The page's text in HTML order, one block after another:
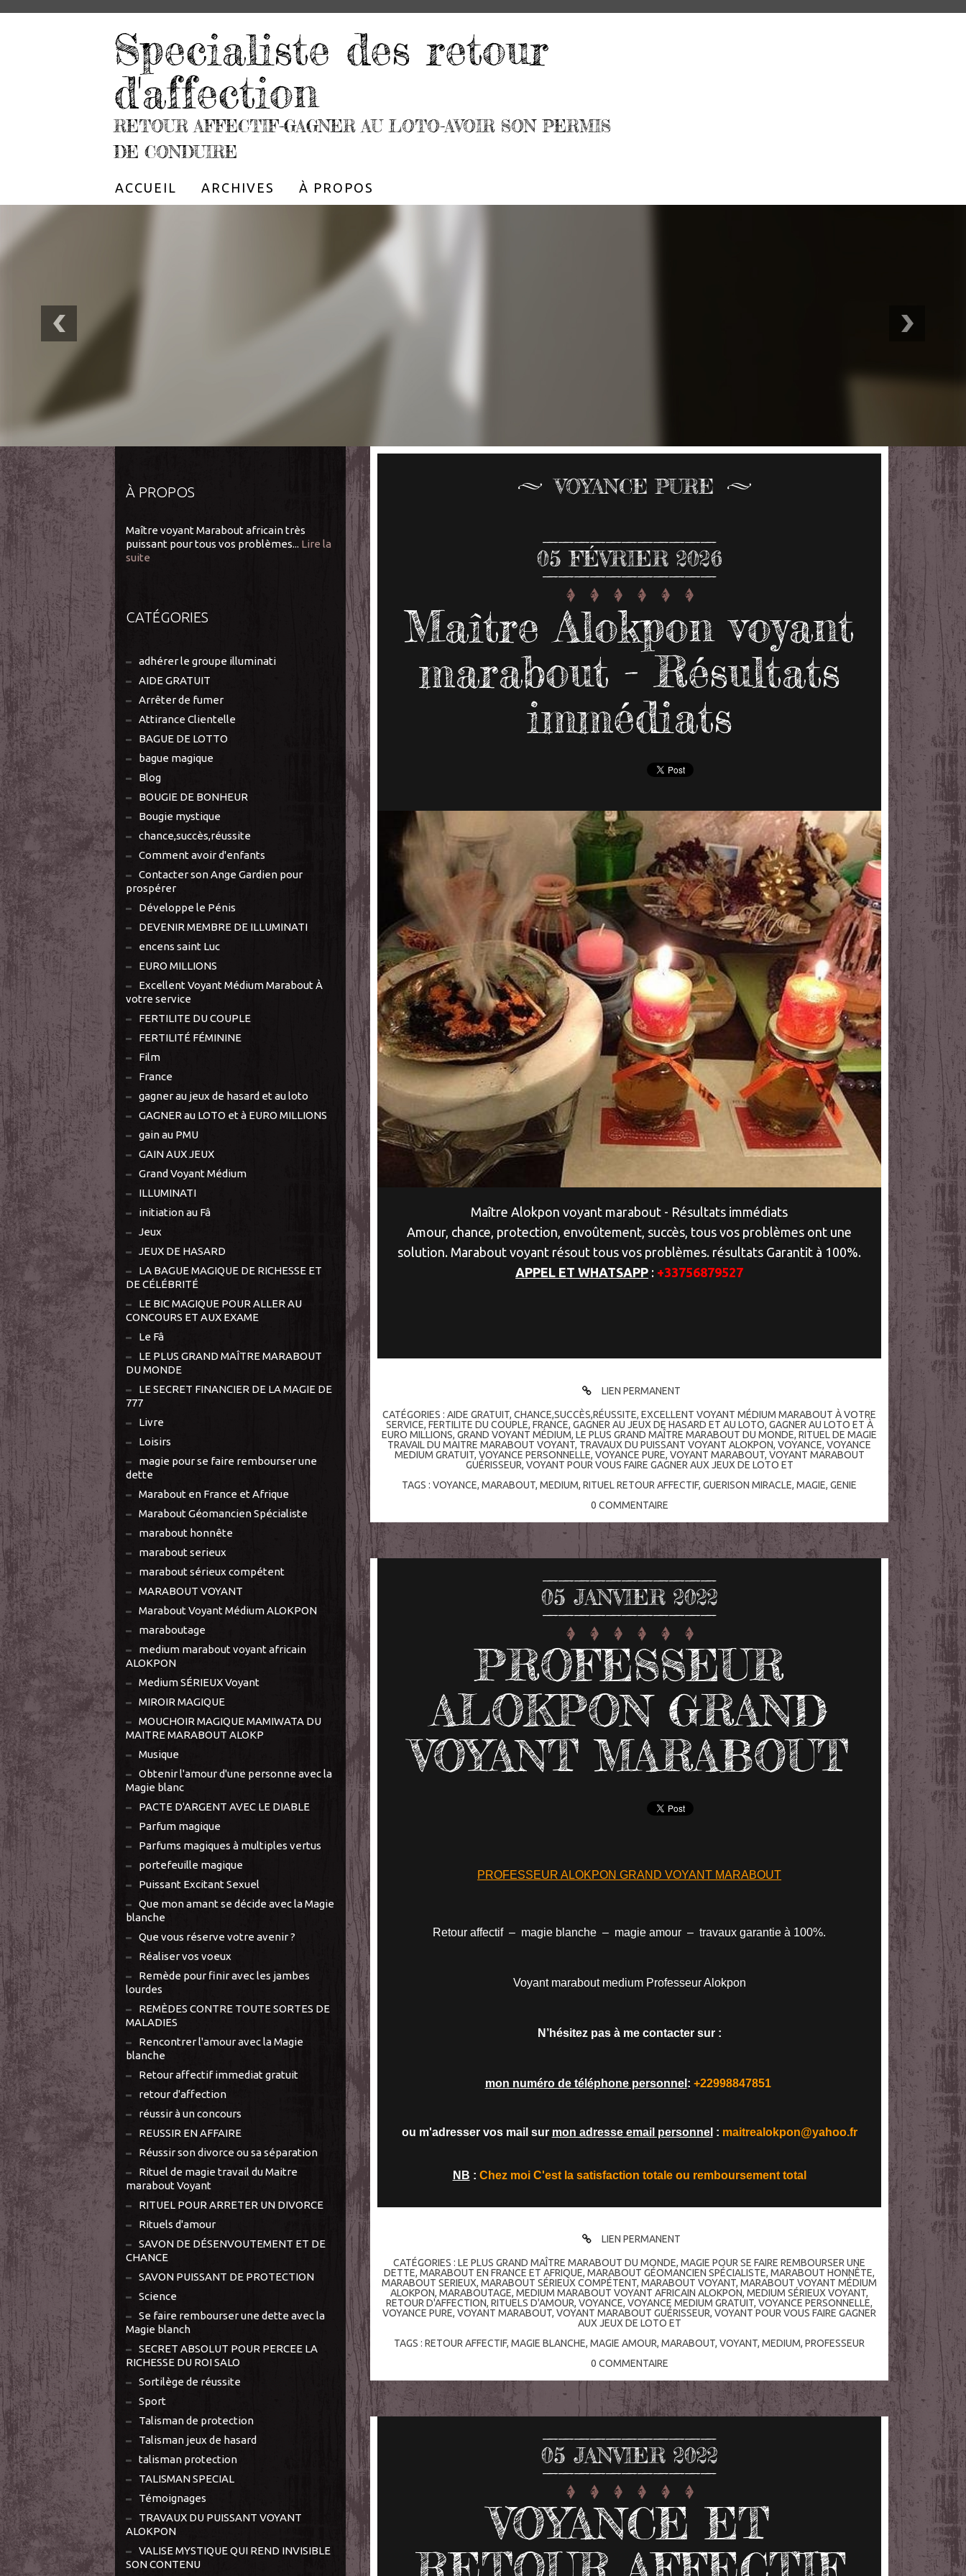
Specialiste des retour
d'affection
RETOUR AFFECTIF-GAGNER AU LOTO-AVOIR SON PERMIS
DE CONDUIRE
ACCUEIL ARCHIVES À PROPOS
À PROPOS
Maître voyant Marabout africain très
puissant pour tous vos problèmes... Lire la
suite
CATÉGORIES
adhérer le groupe illuminati
AIDE GRATUIT
Arrêter de fumer
Attirance Clientelle
BAGUE DE LOTTO
bague magique
Blog
BOUGIE DE BONHEUR
Bougie mystique
chance,succès,réussite
Comment avoir d'enfants
Contacter son Ange Gardien pour
prospérer
Développe le Pénis
DEVENIR MEMBRE DE ILLUMINATI
encens saint Luc
EURO MILLIONS
Excellent Voyant Médium Marabout À
votre service
FERTILITE DU COUPLE
FERTILITÉ FÉMININE
Film
France
gagner au jeux de hasard et au loto
GAGNER au LOTO et à EURO MILLIONS
gain au PMU
GAIN AUX JEUX
Grand Voyant Médium
ILLUMINATI
initiation au Fâ
Jeux
JEUX DE HASARD
LA BAGUE MAGIQUE DE RICHESSE ET
DE CÉLÉBRITÉ
LE BIC MAGIQUE POUR ALLER AU
CONCOURS ET AUX EXAME
Le Fâ
LE PLUS GRAND MAÎTRE MARABOUT
DU MONDE
LE SECRET FINANCIER DE LA MAGIE DE
777
Livre
Loisirs
magie pour se faire rembourser une
dette
Marabout en France et Afrique
Marabout Géomancien Spécialiste
marabout honnête
marabout serieux
marabout sérieux compétent
MARABOUT VOYANT
Marabout Voyant Médium ALOKPON
maraboutage
medium marabout voyant africain
ALOKPON
Medium SÉRIEUX Voyant
MIROIR MAGIQUE
MOUCHOIR MAGIQUE MAMIWATA DU
MAITRE MARABOUT ALOKP
Musique
Obtenir l'amour d'une personne avec la
Magie blanc
PACTE D'ARGENT AVEC LE DIABLE
Parfum magique
Parfums magiques à multiples vertus
portefeuille magique
Puissant Excitant Sexuel
Que mon amant se décide avec la Magie
blanche
Que vous réserve votre avenir ?
Réaliser vos voeux
Remède pour finir avec les jambes
lourdes
REMÈDES CONTRE TOUTE SORTES DE
MALADIES
Rencontrer l'amour avec la Magie
blanche
Retour affectif immediat gratuit
retour d'affection
réussir à un concours
REUSSIR EN AFFAIRE
Réussir son divorce ou sa séparation
Rituel de magie travail du Maitre
marabout Voyant
RITUEL POUR ARRETER UN DIVORCE
Rituels d'amour
SAVON DE DÉSENVOUTEMENT ET DE
CHANCE
SAVON PUISSANT DE PROTECTION
Science
Se faire rembourser une dette avec la
Magie blanch
SECRET ABSOLUT POUR PERCEE LA
RICHESSE DU ROI SALO
Sortilège de réussite
Sport
Talisman de protection
Talisman jeux de hasard
talisman protection
TALISMAN SPECIAL
Témoignages
TRAVAUX DU PUISSANT VOYANT
ALOKPON
VALISE MYSTIQUE QUI REND INVISIBLE
SON CONTENU
VOYANCE PURE
05 FÉVRIER 2026
Maître Alokpon voyant
marabout - Résultats
immédiats
Maître Alokpon voyant marabout - Résultats immédiats
Amour, chance, protection, envoûtement, succès, tous vos problèmes ont une
solution. Marabout voyant résout tous vos problèmes. résultats Garantit à 100%.
APPEL ET WHATSAPP : +33756879527
LIEN PERMANENT
CATÉGORIES :AIDE GRATUIT,CHANCE,SUCCÈS,RÉUSSITE,EXCELLENT VOYANT MÉDIUM MARABOUT À VOTRE
SERVICE, FERTILITE DU COUPLE, FRANCE, GAGNER AU JEUX DE HASARD ET AU LOTO, GAGNER AU LOTO ET À
EURO MILLIONS,GRAND VOYANT MÉDIUM,LE PLUS GRAND MAÎTRE MARABOUT DU MONDE,RITUEL DE MAGIE
TRAVAIL DU MAITRE MARABOUT VOYANT, TRAVAUX DU PUISSANT VOYANT ALOKPON,VOYANCE,VOYANCE
MEDIUM GRATUIT, VOYANCE PERSONNELLE, VOYANCE PURE, VOYANT MARABOUT, VOYANT MARABOUT
GUÉRISSEUR, VOYANT POUR VOUS FAIRE GAGNER AUX JEUX DE LOTO ET
TAGS :VOYANCE,MARABOUT,MEDIUM,RITUEL RETOUR AFFECTIF,GUERISON MIRACLE,MAGIE,GENIE
0 COMMENTAIRE
05 JANVIER 2022
PROFESSEUR
ALOKPON GRAND
VOYANT MARABOUT
PROFESSEUR ALOKPON GRAND VOYANT MARABOUT
Retour affectif – magie blanche – magie amour – travaux garantie à 100%.
Voyant marabout medium Professeur Alokpon
N’hésitez pas à me contacter sur :
mon numéro de téléphone personnel : +22998847851
ou m'adresser vos mail sur mon adresse email personnel : maitrealokpon@yahoo.fr
NB : Chez moi C'est la satisfaction totale ou remboursement total
LIEN PERMANENT
CATÉGORIES :LE PLUS GRAND MAÎTRE MARABOUT DU MONDE,MAGIE POUR SE FAIRE REMBOURSER UNE
DETTE,MARABOUT EN FRANCE ET AFRIQUE,MARABOUT GÉOMANCIEN SPÉCIALISTE,MARABOUT HONNÊTE,
MARABOUT SERIEUX,MARABOUT SÉRIEUX COMPÉTENT,MARABOUT VOYANT,MARABOUT VOYANT MÉDIUM
ALOKPON,MARABOUTAGE,MEDIUM MARABOUT VOYANT AFRICAIN ALOKPON,MEDIUM SÉRIEUX VOYANT,
RETOUR D'AFFECTION,RITUELS D'AMOUR,VOYANCE,VOYANCE MEDIUM GRATUIT,VOYANCE PERSONNELLE,
VOYANCE PURE,VOYANT MARABOUT,VOYANT MARABOUT GUÉRISSEUR,VOYANT POUR VOUS FAIRE GAGNER
AUX JEUX DE LOTO ET
TAGS :RETOUR AFFECTIF,MAGIE BLANCHE,MAGIE AMOUR,MARABOUT,VOYANT,MEDIUM,PROFESSEUR
0 COMMENTAIRE
05 JANVIER 2022
VOYANCE ET